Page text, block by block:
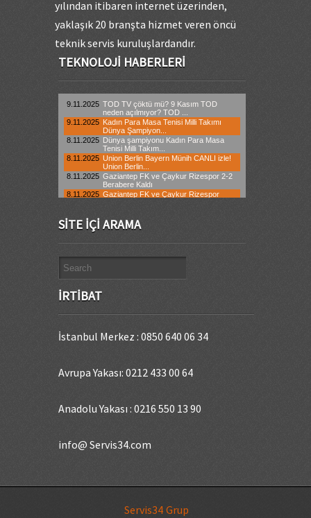
yılından itibaren internet üzerinden,
yaklaşık 20 branşta hizmet veren öncü
teknik servis kuruluşlardandır.
TEKNOLOJI HABERLERI
SITE İÇI ARAMA
İRTIBAT
İstanbul Merkez : 0850 640 06 34
Avrupa Yakası: 0212 433 00 64
Anadolu Yakası : 0216 550 13 90
info@ Servis34.com
Servis34 Grup